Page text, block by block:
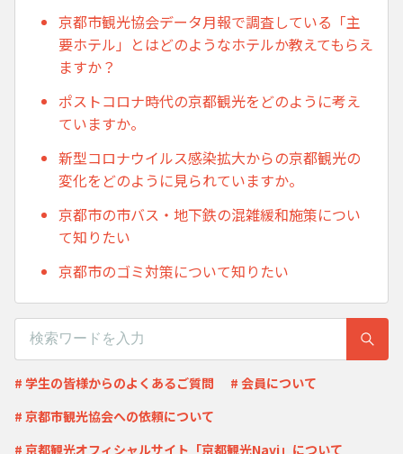
京都市観光協会データ月報で調査している「主
要ホテル」とはどのようなホテルか教えてもらえ
ますか？
ポストコロナ時代の京都観光をどのように考え
ていますか。
新型コロナウイルス感染拡大からの京都観光の
変化をどのように見られていますか。
京都市の市バス・地下鉄の混雑緩和施策につい
て知りたい
京都市のゴミ対策について知りたい
# 学生の皆様からのよくあるご質問
# 会員について
# 京都市観光協会への依頼について
# 京都観光オフィシャルサイト「京都観光Navi」について